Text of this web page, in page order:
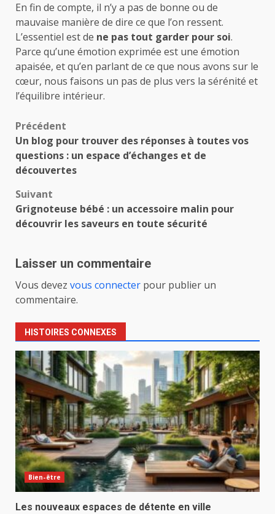
En fin de compte, il n’y a pas de bonne ou de
mauvaise manière de dire ce que l’on ressent.
L’essentiel est de ne pas tout garder pour soi.
Parce qu’une émotion exprimée est une émotion
apaisée, et qu’en parlant de ce que nous avons sur le
cœur, nous faisons un pas de plus vers la sérénité et
l’équilibre intérieur.
Navigation
d’article
Précédent
Un blog pour trouver des réponses à toutes vos
questions : un espace d’échanges et de
découvertes
Suivant
Grignoteuse bébé : un accessoire malin pour
découvrir les saveurs en toute sécurité
Laisser un commentaire
Vous devez vous connecter pour publier un
commentaire.
HISTOIRES CONNEXES
Bien-être
Les nouveaux espaces de détente en ville